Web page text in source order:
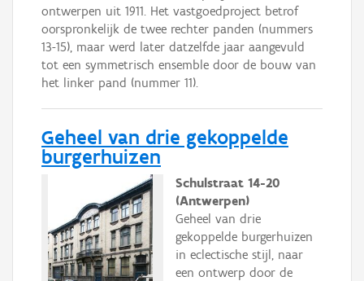
ontwerpen uit 1911. Het vastgoedproject betrof
oorspronkelijk de twee rechter panden (nummers
13-15), maar werd later datzelfde jaar aangevuld
tot een symmetrisch ensemble door de bouw van
het linker pand (nummer 11).
Geheel van drie gekoppelde
burgerhuizen
Schulstraat 14-20
(Antwerpen)
Geheel van drie
gekoppelde burgerhuizen
in eclectische stijl, naar
een ontwerp door de